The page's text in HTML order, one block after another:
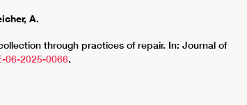
A.
through practices of repair. In: Journal of
06-2025-0066.